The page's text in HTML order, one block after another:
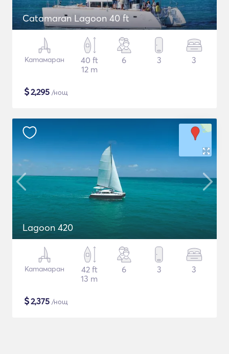
Catamaran Lagoon 40 ft
Катамаран
40 ft
12 m
6 3 3
$2,295 /нощ
Lagoon 420
Катамаран
42 ft
13 m
6 3 3
$2,375 /нощ